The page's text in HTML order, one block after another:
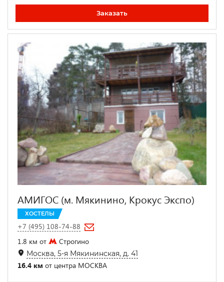
Заказать
АМИГОС (м. Мякинино, Крокус Экспо)
ХОСТЕЛЫ
+7 (495) 108-74-88
1.8 км от
Строгино
Москва, 5-я Мякининская, д. 41
16.4 км от центра МОСКВА